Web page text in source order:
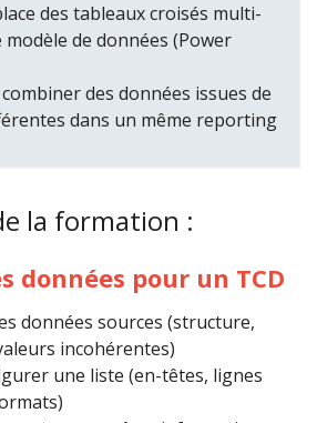
des tableaux croisés multi-
modèle de données (Power
des données issues de
dans un même reporting
la formation :
données pour un TCD
données sources (structure,
incohérentes)
une liste (en-têtes, lignes